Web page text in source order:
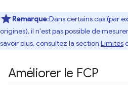
Remarque:Dans certains cas (par
origines), il n'est pas possible de
savoir plus, consultez la section Limites
Améliorer le FCP